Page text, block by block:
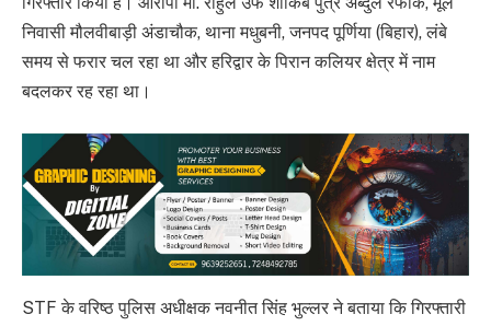
निवासी मौलवीबाड़ी अंडाचौक, थाना मधुबनी, जनपद पूर्णिया (बिहार), लंबे
समय से फरार चल रहा था और हरिद्वार के पिरान कलियर क्षेत्र में नाम
बदलकर रह रहा था।
STF के वरिष्ठ पुलिस अधीक्षक नवनीत सिंह भुल्लर ने बताया कि गिरफ्तारी